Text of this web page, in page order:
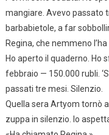
mangiare. Avevo passato
barbabietole, a far
Regina, che nemmeno
Ho aperto il quaderno. Ho
febbraio — 150.000 rubli.
passati tre mesi. Silenzio.
Quella sera Artyom tornò
zuppa in silenzio. Io